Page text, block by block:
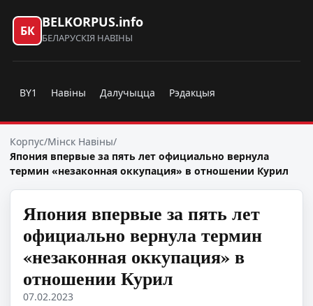
БК
BELKORPUS.info
БЕЛАРУСКІЯ НАВІНЫ
BY1 Навіны Далучыцца Рэдакцыя
Корпус/Мінск Навіны/
Япония впервые за пять лет официально вернула
термин «незаконная оккупация» в отношении Курил
Япония впервые за пять лет
официально вернула термин
«незаконная оккупация» в
отношении Курил
07.02.2023